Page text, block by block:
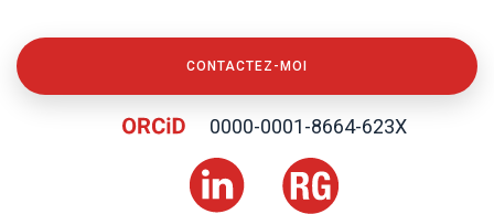
CONTACTEZ-MOI
0000-0001-8664-623X